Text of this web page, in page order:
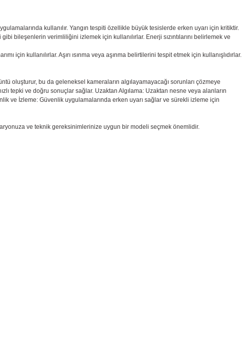
kullanılır. Yangın tespiti özellikle büyük tesislerde erken uyarı için kritiktir.
bileşenlerin verimliliğini izlemek için kullanılırlar. Enerji sızıntılarını belirlemek ve
için kullanılırlar. Aşırı ısınma veya aşınma belirtilerini tespit etmek için kullanışlıdırlar.
oluşturur, bu da geleneksel kameraların algılayamayacağı sorunları çözmeye
tepki ve doğru sonuçlar sağlar. Uzaktan Algılama: Uzaktan nesne veya alanların
ve İzleme: Güvenlik uygulamalarında erken uyarı sağlar ve sürekli izleme için
ve teknik gereksinimlerinize uygun bir modeli seçmek önemlidir.